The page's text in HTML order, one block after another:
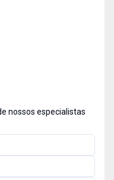
nossos especialistas